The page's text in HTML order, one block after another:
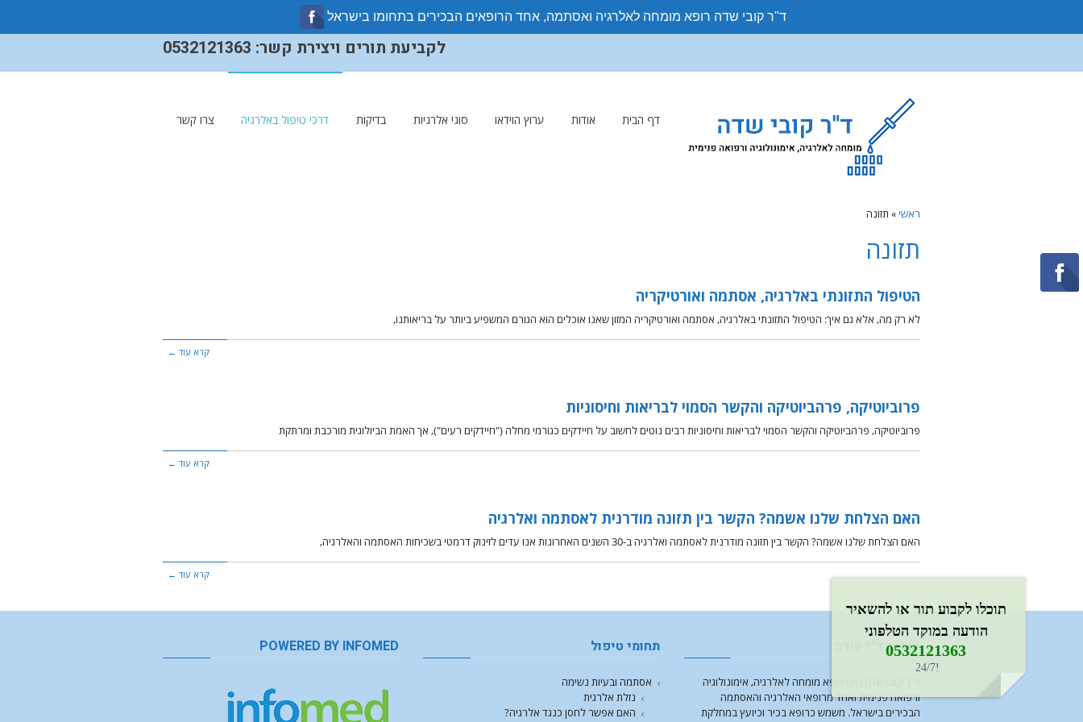
לקביעת תורים ויצירת קשר: 0532121363
דף הבית אודות ערוץ הוידאו סוגי אלרגיות בדיקות דרכי טיפול באלרגיה צרו קשר
ראשי» תזונה
תזונה
הטיפול התזונתי באלרגיה, אסתמה ואורטיקריה
לא רק מה, אלא גם איך: הטיפול התזונתי באלרגיה, אסתמה ואורטיקריה המזון שאנו אוכלים הוא הגורם המשפיע ביותר על בריאותנו,
קרא עוד ←
פרוביוטיקה, פרהביוטיקה והקשר הסמוי לבריאות וחיסוניות
פרוביוטיקה, פרהביוטיקה והקשר הסמוי לבריאות וחיסוניות רבים נוטים לחשוב על חיידקים כגורמי מחלה ("חיידקים רעים"), אך האמת הביולוגית מורכבת ומרתקת
קרא עוד ←
האם הצלחת שלנו אשמה? הקשר בין תזונה מודרנית לאסתמה ואלרגיה
האם הצלחת שלנו אשמה? הקשר בין תזונה מודרנית לאסתמה ואלרגיה ב-30 השנים האחרונות אנו עדים לזינוק דרמטי בשכיחות האסתמה והאלרגיה,
קרא עוד ←
אודות ד"ר שדה
ד"ר קובי שדה הינו רופא מומחה לאלרגיה, אימונולוגיה
ורפואה פנימית ואחד מרופאי האלרגיה והאסתמה
הבכירים בישראל. משמש כרופא בכיר וכיועץ במחלקת
תחומי טיפול
אסתמה ובעיות נשימה
נזלת אלרגית
האם אפשר לחסן כנגד אלרגיה?
POWERED BY INFOMED
ד"ר קובי שדה רופא מומחה לאלרגיה ואסתמה, אחד הרופאים הבכירים בתחומו בישראל
תוכלו לקבוע תור או להשאיר
הודעה במוקד הטלפוני
0532121363​
!24/7